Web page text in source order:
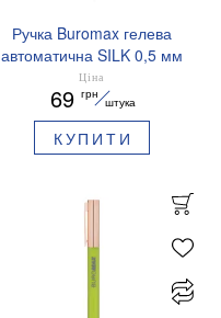
Ручка Buromax гелева
автоматична SILK 0,5 мм
сині чорнила BM.83100
Ціна
69 грн
штука
КУПИТИ